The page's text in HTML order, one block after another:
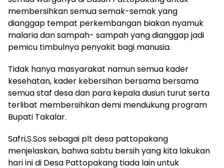
membersihkan semua semak-semak yang
dianggap tempat perkembangan biakan nyamuk
malaria dan sampah- sampah yang dianggap jadi
pemicu timbulnya penyakit bagi manusia.
Tidak hanya masyarakat namun semua kader
kesehatan, kader kebersihan bersama bersama
semua staf desa dan para kepala dusun turut serta
terlibat membersihkan demi mendukung program
Bupati Takalar.
Safri,S.Sos sebagai plt desa pattopakang
menjelaskan, bahwa sabtu bersih yang kita lakukan
hari ini di Desa Pattopakang tiada lain untuk